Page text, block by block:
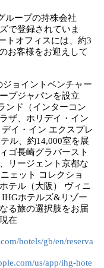
ループの持株会社
で登録されていま
トオフィスには、約3
お客様をお迎えして
ョイントベンチャー
プジャパンを設立
ンド（インターコン
ザ、ホリデイ・イン
イ・イン エクスプレ
ル、約14,000室を展
ゴ長崎グラバースト
リージェント京都な
ェット コレクショ
テル（大阪） ヴィニ
ホテルズ&リゾー
る旅の選択肢をお届
在
hotels/gb/en/reserva
us/app/ihg-hote